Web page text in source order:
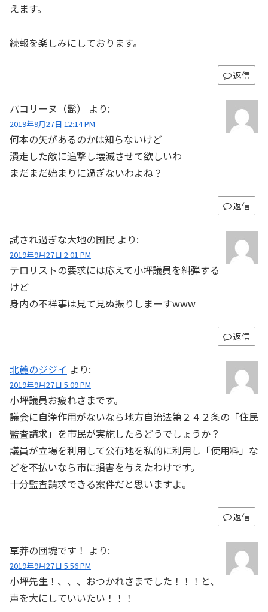
えます。
続報を楽しみにしております。
返信
パコリーヌ（髭） より:
2019年9月27日 12:14 PM
何本の矢があるのかは知らないけど
潰走した敵に追撃し壊滅させて欲しいわ
まだまだ始まりに過ぎないわよね？
返信
試され過ぎな大地の国民 より:
2019年9月27日 2:01 PM
テロリストの要求には応えて小坪議員を糾弾する
けど
身内の不祥事は見て見ぬ振りしまーすwww
返信
北麓のジジイ より:
2019年9月27日 5:09 PM
小坪議員お疲れさまです。
議会に自浄作用がないなら地方自治法第２４２条の「住民
監査請求」を市民が実施したらどうでしょうか？
議員が立場を利用して公有地を私的に利用し「使用料」な
どを不払いなら市に損害を与えたわけです。
十分監査請求できる案件だと思いますよ。
返信
草莽の団塊です！ より:
2019年9月27日 5:56 PM
小坪先生！、、、おつかれさまでした！！！と、
声を大にしていいたい！！！